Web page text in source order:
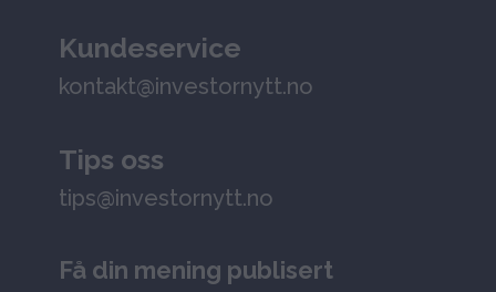
Kundeservice
kontakt@investornytt.no
Tips oss
tips@investornytt.no
Få din mening publisert